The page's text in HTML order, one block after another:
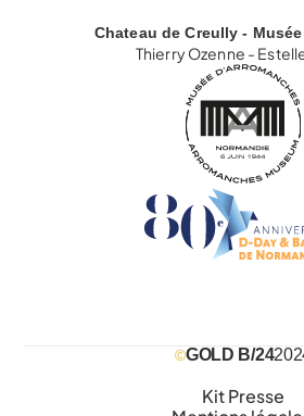
Chateau de Creully -
Thierry Ozenne -
©GOLD B/24
Kit Presse